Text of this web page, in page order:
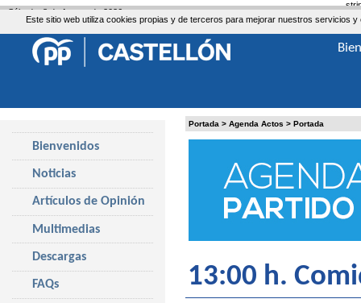
Este sitio web utiliza cookies propias y de terceros para mejorar nuestros servicios
Portada > Agenda Actos > Portada
13:00 h.
Bienvenidos
Noticias
Artículos de Opinión
Multimedias
Descargas
FAQs
Sábado, 8 de Agosto de 2026